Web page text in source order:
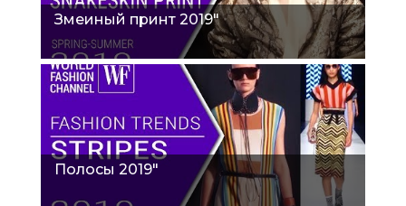
Змеиный принт 2019"
Полосы 2019"